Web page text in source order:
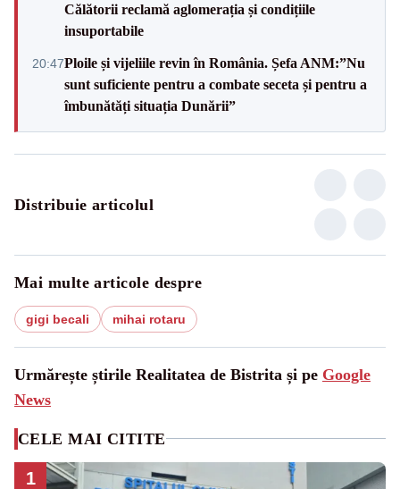
Călătorii reclamă aglomerația și condițiile
insuportabile
20:47Ploile și vijeliile revin în România. Șefa ANM:”Nu
sunt suficiente pentru a combate seceta și pentru a
îmbunătăți situația Dunării”
Distribuie articolul
Mai multe articole despre
gigi becali mihai rotaru
Urmărește știrile Realitatea de Bistrita și pe Google
News
CELE MAI CITITE
1